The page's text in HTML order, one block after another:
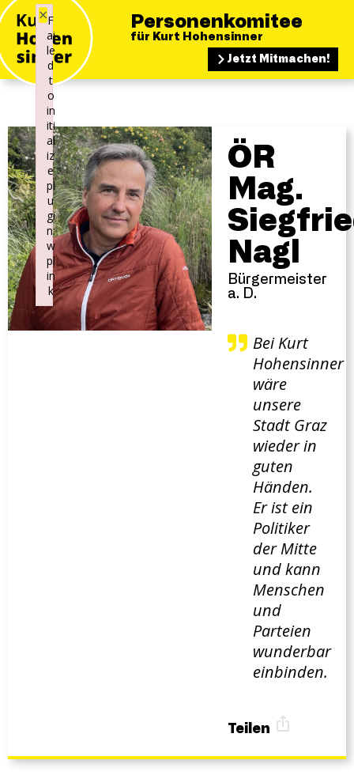
Personenkomitee
für Kurt Hohensinner
Jetzt Mitmachen!
ÖR
Mag.
Nagl
Bürgermeister
a. D.
Bei Kurt
Hohensinner
wäre
unsere
Stadt Graz
wieder in
guten
Händen.
Er ist ein
Politiker
der Mitte
und kann
Menschen
und
Parteien
wunderbar
einbinden.
Teilen
F
ai
le
d
t
o
in
iti
al
iz
e
pl
u
gi
n:
w
pl
in
k
×
Failed to initialize plugin: wplink